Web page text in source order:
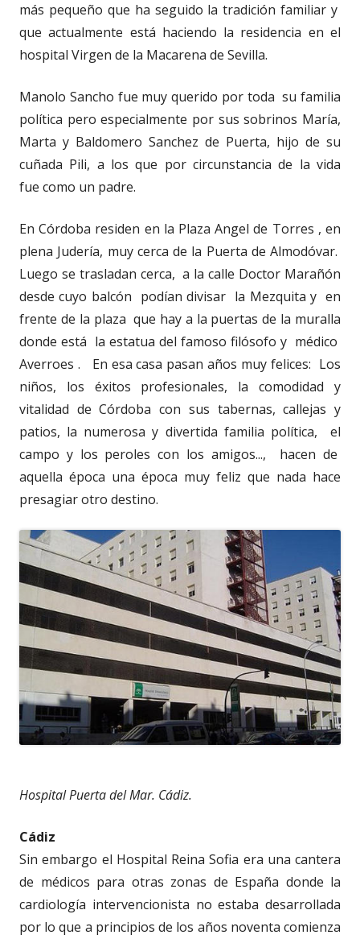
más pequeño que ha seguido la tradición familiar y
que actualmente está haciendo la residencia en el
hospital Virgen de la Macarena de Sevilla.
Manolo Sancho fue muy querido por toda su familia
política pero especialmente por sus sobrinos María,
Marta y Baldomero Sanchez de Puerta, hijo de su
cuñada Pili, a los que por circunstancia de la vida
fue como un padre.
En Córdoba residen en la Plaza Angel de Torres , en
plena Judería, muy cerca de la Puerta de Almodóvar.
Luego se trasladan cerca, a la calle Doctor Marañón
desde cuyo balcón podían divisar la Mezquita y en
frente de la plaza que hay a la puertas de la muralla
donde está la estatua del famoso filósofo y médico
Averroes . En esa casa pasan años muy felices: Los
niños, los éxitos profesionales, la comodidad y
vitalidad de Córdoba con sus tabernas, callejas y
patios, la numerosa y divertida familia política, el
campo y los peroles con los amigos..., hacen de
aquella época una época muy feliz que nada hace
presagiar otro destino.
Hospital Puerta del Mar. Cádiz.
Cádiz
Sin embargo el Hospital Reina Sofia era una cantera
de médicos para otras zonas de España donde la
cardiología intervencionista no estaba desarrollada
por lo que a principios de los años noventa comienza